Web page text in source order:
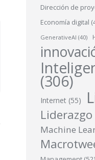
Dirección de
Economía digital
GenerativeAI (40)
(306)
Internet (55)
Liderazgo
Machine